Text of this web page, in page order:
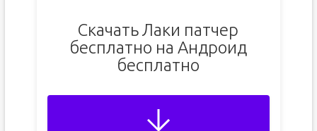
Скачать Лаки патчер
бесплатно на Андроид
бесплатно